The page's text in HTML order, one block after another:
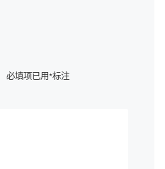
必填项已用*标注